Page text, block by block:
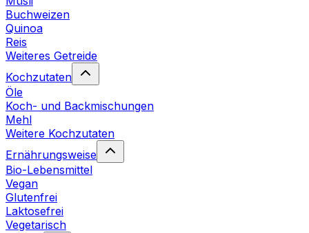
Buchweizen
Quinoa
Reis
Weiteres Getreide
Kochzutaten
Öle
Koch- und Backmischungen
Mehl
Weitere Kochzutaten
Ernährungsweise
Bio-Lebensmittel
Vegan
Glutenfrei
Laktosefrei
Vegetarisch